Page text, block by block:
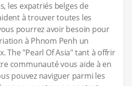
les expatriés belges de
à trouver toutes les
pourrez avoir besoin pour
à Phnom Penh un
The "Pearl Of Asia" tant à offrir
communauté vous aide à en
pouvez naviguer parmi les